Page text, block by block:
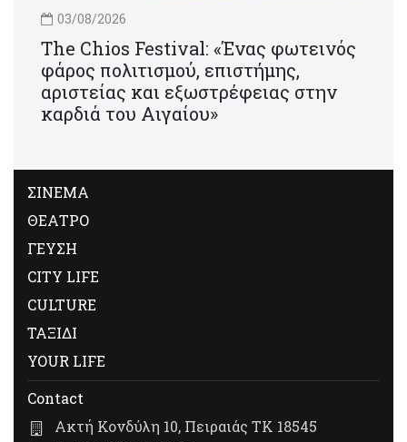
03/08/2026
Τhe Chios Festival: «Ένας φωτεινός
φάρος πολιτισμού, επιστήμης,
αριστείας και εξωστρέφειας στην
καρδιά του Αιγαίου»
ΣΙΝΕΜΑ
ΘΕΑΤΡΟ
ΓΕΥΣΗ
CITY LIFE
CULTURE
ΤΑΞΙΔΙ
YOUR LIFE
Contact
Ακτή Κονδύλη 10, Πειραιάς ΤΚ 18545